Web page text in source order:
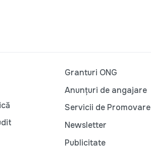
Granturi ONG
Anunțuri de angajare
Servicii de Promovare
Newsletter
Publicitate